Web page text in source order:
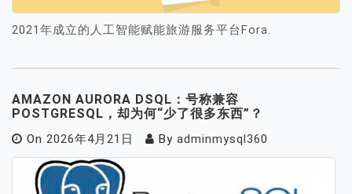
2021年成立的人工智能赋能旅游服务平台Fora.
AMAZON AURORA DSQL：号称兼容
POSTGRESQL，却为何“少了很多东西”？
On 2026年4月21日 By adminmysql360